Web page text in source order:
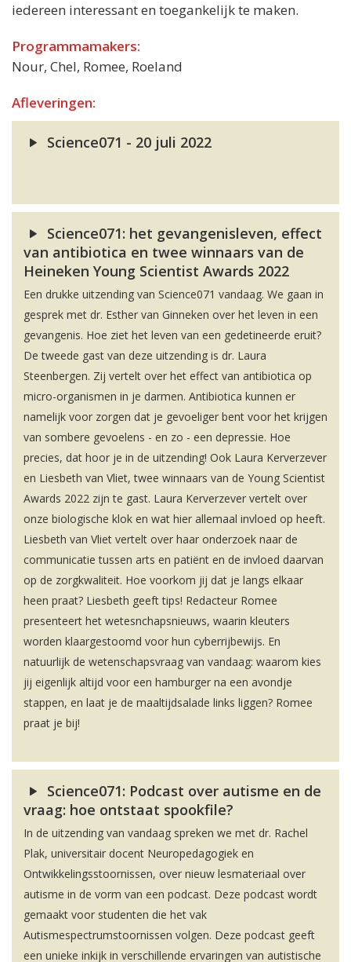
iedereen interessant en toegankelijk te maken.
Programmamakers:
Nour, Chel, Romee, Roeland
Afleveringen:
Science071 - 20 juli 2022
Science071: het gevangenisleven, effect
van antibiotica en twee winnaars van de
Heineken Young Scientist Awards 2022
Een drukke uitzending van Science071 vandaag. We gaan in
gesprek met dr. Esther van Ginneken over het leven in een
gevangenis. Hoe ziet het leven van een gedetineerde eruit?
De tweede gast van deze uitzending is dr. Laura
Steenbergen. Zij vertelt over het effect van antibiotica op
micro-organismen in je darmen. Antibiotica kunnen er
namelijk voor zorgen dat je gevoeliger bent voor het krijgen
van sombere gevoelens - en zo - een depressie. Hoe
precies, dat hoor je in de uitzending! Ook Laura Kerverzever
en Liesbeth van Vliet, twee winnaars van de Young Scientist
Awards 2022 zijn te gast. Laura Kerverzever vertelt over
onze biologische klok en wat hier allemaal invloed op heeft.
Liesbeth van Vliet vertelt over haar onderzoek naar de
communicatie tussen arts en patiënt en de invloed daarvan
op de zorgkwaliteit. Hoe voorkom jij dat je langs elkaar
heen praat? Liesbeth geeft tips! Redacteur Romee
presenteert het wetesnchapsnieuws, waarin kleuters
worden klaargestoomd voor hun cyberrijbewijs. En
natuurlijk de wetenschapsvraag van vandaag: waarom kies
jij eigenlijk altijd voor een hamburger na een avondje
stappen, en laat je de maaltijdsalade links liggen? Romee
praat je bij!
Science071: Podcast over autisme en de
vraag: hoe ontstaat spookfile?
In de uitzending van vandaag spreken we met dr. Rachel
Plak, universitair docent Neuropedagogiek en
Ontwikkelingsstoornissen, over nieuw lesmateriaal over
autisme in de vorm van een podcast. Deze podcast wordt
gemaakt voor studenten die het vak
Autismespectrumstoornissen volgen. Deze podcast geeft
een unieke inkijk in verschillende ervaringen van autistische